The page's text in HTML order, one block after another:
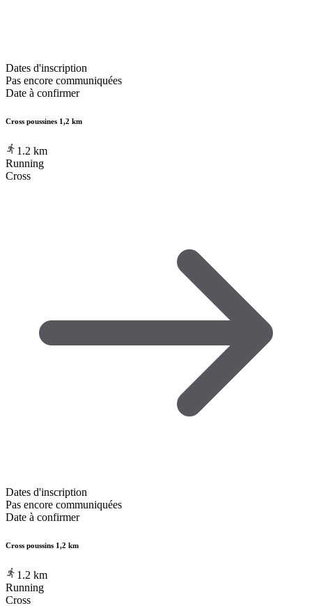
Dates d'inscription
Pas encore communiquées
Date à confirmer
Cross poussines 1,2 km
1.2 km
Running
Cross
Dates d'inscription
Pas encore communiquées
Date à confirmer
Cross poussins 1,2 km
1.2 km
Running
Cross